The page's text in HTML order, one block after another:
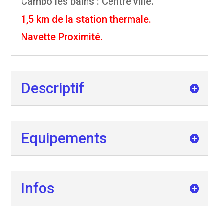
1,5 km de la station thermale.
Navette Proximité.
Descriptif
Equipements
Infos